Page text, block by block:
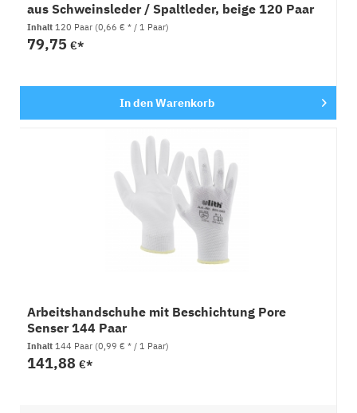
aus Schweinsleder / Spaltleder, beige 120 Paar
Inhalt120 Paar (0,66 € * / 1 Paar)
79,75€*
In denWarenkorb
Arbeitshandschuhe mit Beschichtung Pore
Senser 144 Paar
Inhalt144 Paar (0,99 € * / 1 Paar)
141,88€*